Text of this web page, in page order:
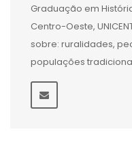
Graduação em
Centro-Oeste,
sobre: ruralidades,
populações